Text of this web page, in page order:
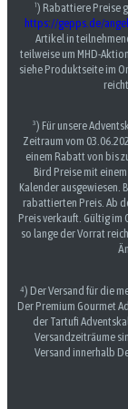
¹) Rabattiere Preise
https://gepps.de/
Artikel in
teilweise um MHD-
siehe Produktseite im
³) Für unsere
Zeitraum vom
einem Rabatt von bis
Bird Preise mit
Kalender ausgewiesen.
rabattierten Preis. Ab
Preis verkauft. Gültig im
so lange der Vorrat
⁴) Der Versand für die
Der Premium Gourmet
der Tartufi
Versandzeiträume
Versand innerhalb